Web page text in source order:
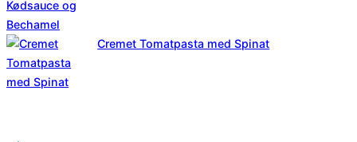
Cremet Tomatpasta med Spinat